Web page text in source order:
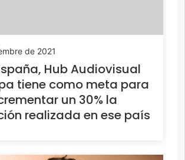
de 2021
Hub Audiovisual
tiene como meta para
un 30% la
realizada en ese país